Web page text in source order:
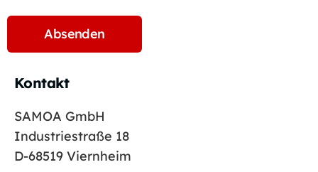
Kontakt
SAMOA GmbH
Industriestraße 18
D-68519 Viernheim